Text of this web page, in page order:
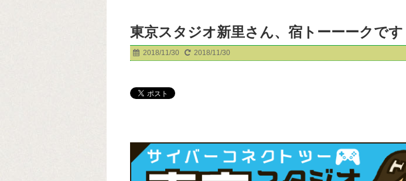
東京スタジオ新里さん、宿トーーークです
2018/11/30 2018/11/30